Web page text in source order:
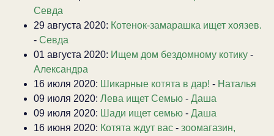
Севда
29 августа 2020: Котенок-замарашка ищет хоязев.
- Севда
01 августа 2020: Ищем дом бездомному котику -
Александра
16 июля 2020: Шикарные котята в дар! - Наталья
09 июля 2020: Лева ищет Семью - Даша
09 июля 2020: Шади ищет семью - Даша
16 июня 2020: Котята ждут вас - зоомагазин,